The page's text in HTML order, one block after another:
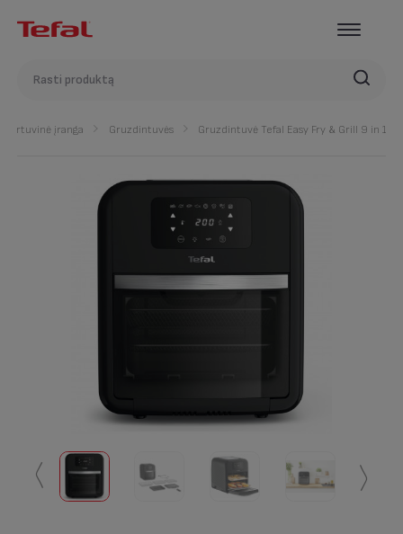
Virtuvinė įranga Gruzdintuvės Gruzdintuvė Tefal Easy Fry & Grill 9 in 1
〱 〱